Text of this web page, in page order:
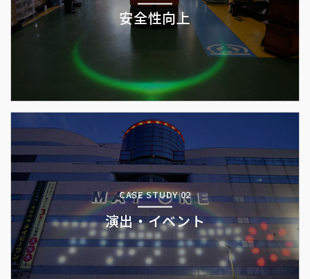
安全性向上
CASE STUDY 02
演出・イベント